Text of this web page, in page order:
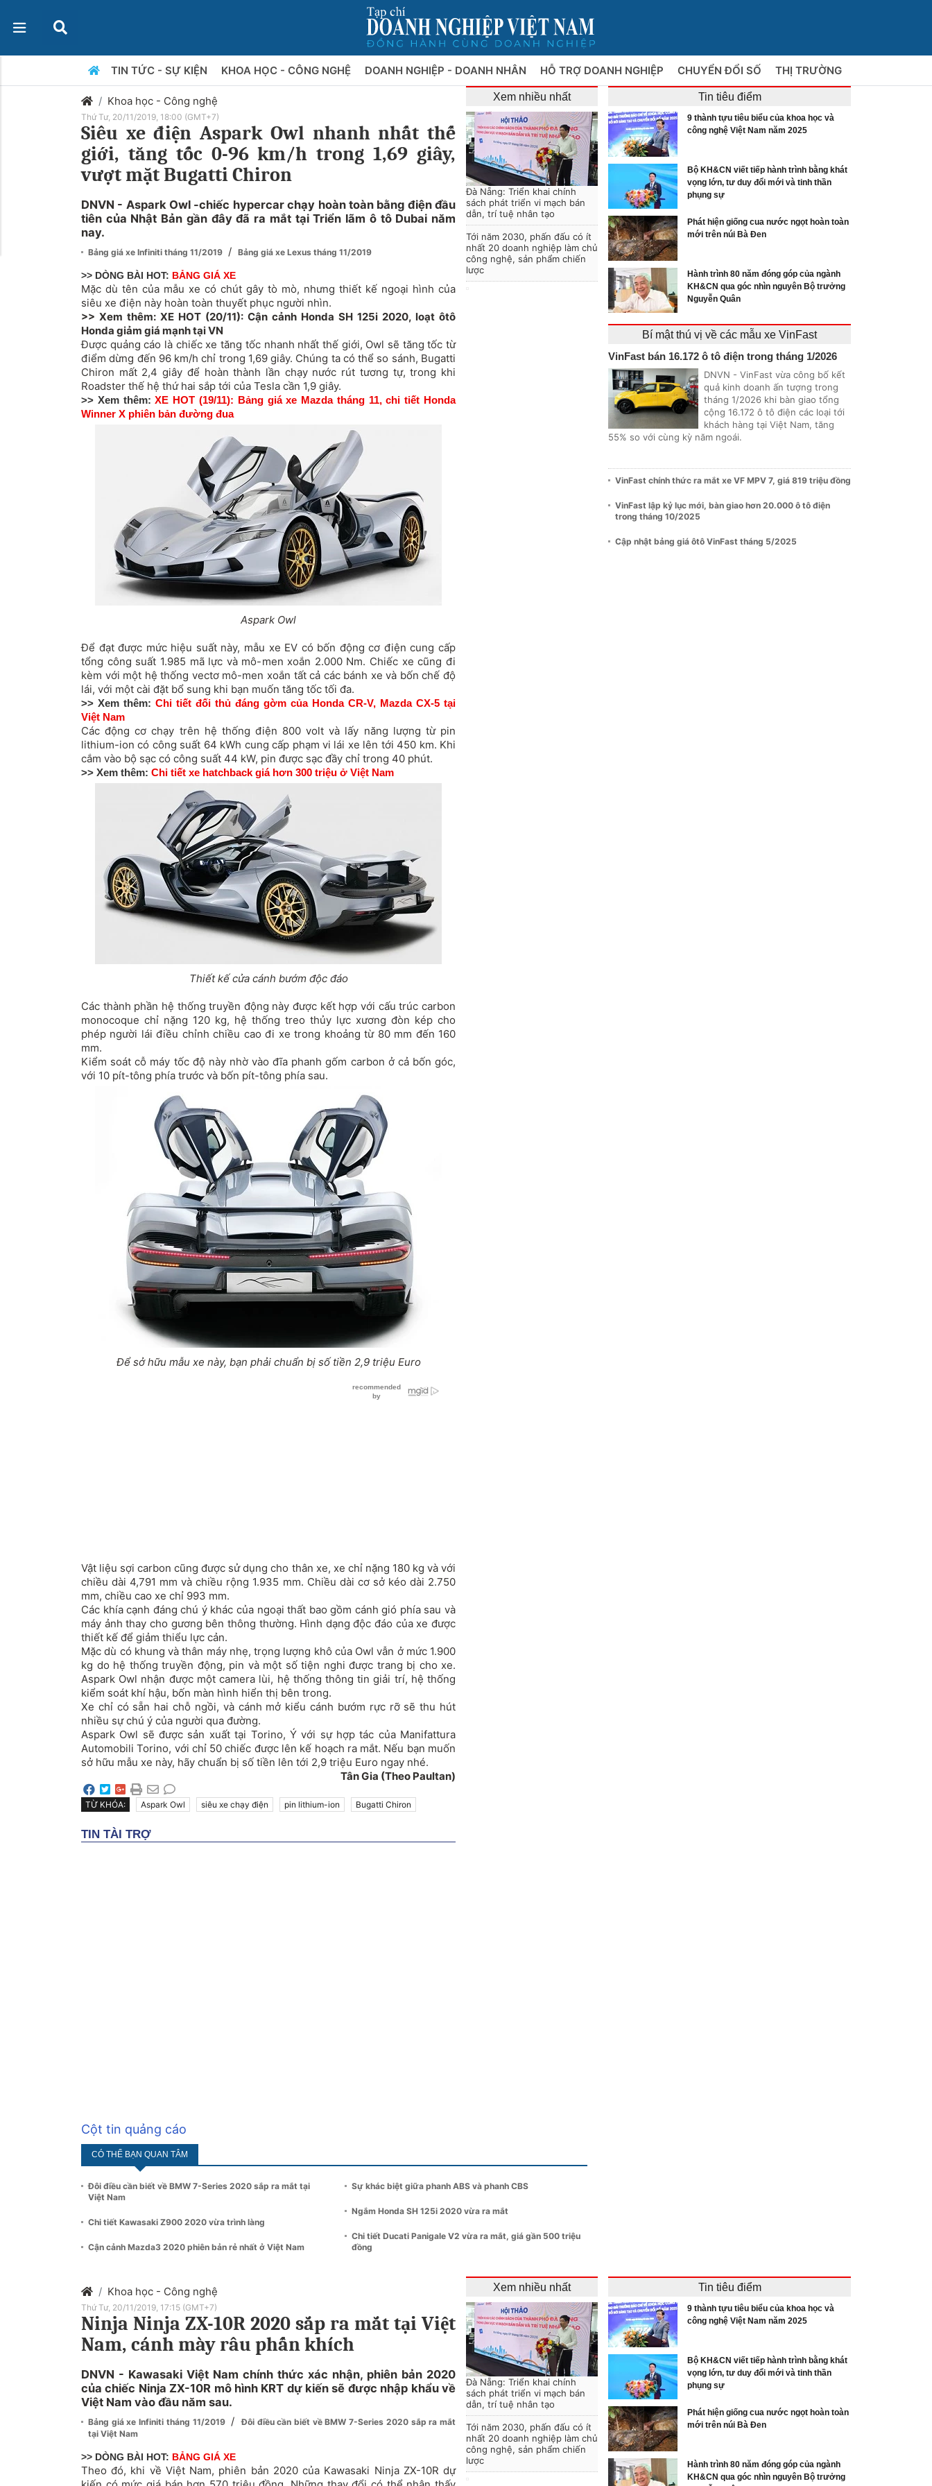
TIN TỨC - SỰ KIỆN KHOA HỌC - CÔNG NGHỆ DOANH NGHIỆP - DOANH NHÂN HỖ TRỢ DOANH NGHIỆP CHUYỂN ĐỔI SỐ THỊ TRƯỜNG
Khoa học - Công nghệ
Thứ Tư, 20/11/2019, 18:00 (GMT+7)
Siêu xe điện Aspark Owl nhanh nhất thế
giới, tăng tốc 0-96 km/h trong 1,69 giây,
vượt mặt Bugatti Chiron
DNVN - Aspark Owl -chiếc hypercar chạy hoàn toàn bằng điện đầu
tiên của Nhật Bản gần đây đã ra mắt tại Triển lãm ô tô Dubai năm
nay.
Bảng giá xe Infiniti tháng 11/2019 / Bảng giá xe Lexus tháng 11/2019
>> DÒNG BÀI HOT: BẢNG GIÁ XE
Mặc dù tên của mẫu xe có chút gây tò mò, nhưng thiết kế ngoại hình của
siêu xe điện này hoàn toàn thuyết phục người nhìn.
>> Xem thêm: XE HOT (20/11): Cận cảnh Honda SH 125i 2020, loạt ôtô
Honda giảm giá mạnh tại VN
Được quảng cáo là chiếc xe tăng tốc nhanh nhất thế giới, Owl sẽ tăng tốc từ
điểm dừng đến 96 km/h chỉ trong 1,69 giây. Chúng ta có thể so sánh, Bugatti
Chiron mất 2,4 giây để hoàn thành lần chạy nước rút tương tự, trong khi
Roadster thế hệ thứ hai sắp tới của Tesla cần 1,9 giây.
>> Xem thêm:XE HOT (19/11): Bảng giá xe Mazda tháng 11, chi tiết Honda
Winner X phiên bản đường đua
Aspark Owl
Để đạt được mức hiệu suất này, mẫu xe EV có bốn động cơ điện cung cấp
tổng công suất 1.985 mã lực và mô-men xoắn 2.000 Nm. Chiếc xe cũng đi
kèm với một hệ thống vectơ mô-men xoắn tất cả các bánh xe và bốn chế độ
lái, với một cài đặt bổ sung khi bạn muốn tăng tốc tối đa.
>> Xem thêm: Chi tiết đối thủ đáng gờm của Honda CR-V, Mazda CX-5 tại
Việt Nam
Các động cơ chạy trên hệ thống điện 800 volt và lấy năng lượng từ pin
lithium-ion có công suất 64 kWh cung cấp phạm vi lái xe lên tới 450 km. Khi
cắm vào bộ sạc có công suất 44 kW, pin được sạc đầy chỉ trong 40 phút.
>> Xem thêm: Chi tiết xe hatchback giá hơn 300 triệu ở Việt Nam
Thiết kế cửa cánh bướm độc đáo
Các thành phần hệ thống truyền động này được kết hợp với cấu trúc carbon
monocoque chỉ nặng 120 kg, hệ thống treo thủy lực xương đòn kép cho
phép người lái điều chỉnh chiều cao đi xe trong khoảng từ 80 mm đến 160
mm.
Kiểm soát cỗ máy tốc độ này nhờ vào đĩa phanh gốm carbon ở cả bốn góc,
với 10 pít-tông phía trước và bốn pít-tông phía sau.
Để sở hữu mẫu xe này, bạn phải chuẩn bị số tiền 2,9 triệu Euro
Vật liệu sợi carbon cũng được sử dụng cho thân xe, xe chỉ nặng 180 kg và với
chiều dài 4,791 mm và chiều rộng 1.935 mm. Chiều dài cơ sở kéo dài 2.750
mm, chiều cao xe chỉ 993 mm.
Các khía cạnh đáng chú ý khác của ngoại thất bao gồm cánh gió phía sau và
máy ảnh thay cho gương bên thông thường. Hình dạng độc đáo của xe được
thiết kế để giảm thiểu lực cản.
Mặc dù có khung và thân máy nhẹ, trọng lượng khô của Owl vẫn ở mức 1.900
kg do hệ thống truyền động, pin và một số tiện nghi được trang bị cho xe.
Aspark Owl nhận được một camera lùi, hệ thống thông tin giải trí, hệ thống
kiểm soát khí hậu, bốn màn hình hiển thị bên trong.
Xe chỉ có sẵn hai chỗ ngồi, và cánh mở kiểu cánh bướm rực rỡ sẽ thu hút
nhiều sự chú ý của người qua đường.
Aspark Owl sẽ được sản xuất tại Torino, Ý với sự hợp tác của Manifattura
Automobili Torino, với chỉ 50 chiếc được lên kế hoạch ra mắt. Nếu bạn muốn
sở hữu mẫu xe này, hãy chuẩn bị số tiền lên tới 2,9 triệu Euro ngay nhé.
Tân Gia (Theo Paultan)
TỪ KHÓA: Aspark Owl siêu xe chạy điện pin lithium-ion Bugatti Chiron
Xem nhiều nhất
Đà Nẵng: Triển khai chính
sách phát triển vi mạch bán
dẫn, trí tuệ nhân tạo
Tới năm 2030, phấn đấu có ít
nhất 20 doanh nghiệp làm chủ
công nghệ, sản phẩm chiến
lược
Cột tin quảng cáo
CÓ THỂ BẠN QUAN TÂM
Đôi điều cần biết về BMW 7-Series 2020 sắp ra mắt tại
Việt Nam
Chi tiết Kawasaki Z900 2020 vừa trình làng
Cận cảnh Mazda3 2020 phiên bản rẻ nhất ở Việt Nam
Sự khác biệt giữa phanh ABS và phanh CBS
Ngắm Honda SH 125i 2020 vừa ra mắt
Chi tiết Ducati Panigale V2 vừa ra mắt, giá gần 500 triệu
đồng
Tin tiêu điểm
9 thành tựu tiêu biểu của khoa học và
công nghệ Việt Nam năm 2025
Bộ KH&CN viết tiếp hành trình bằng khát
vọng lớn, tư duy đổi mới và tinh thần
phụng sự
Phát hiện giống cua nước ngọt hoàn toàn
mới trên núi Bà Đen
Hành trình 80 năm đóng góp của ngành
KH&CN qua góc nhìn nguyên Bộ trưởng
Nguyễn Quân
Bí mật thú vị về các mẫu xe VinFast
VinFast bán 16.172 ô tô điện trong tháng 1/2026
DNVN - VinFast vừa công bố kết
quả kinh doanh ấn tượng trong
tháng 1/2026 khi bàn giao tổng
cộng 16.172 ô tô điện các loại tới
khách hàng tại Việt Nam, tăng
55% so với cùng kỳ năm ngoái.
VinFast chính thức ra mắt xe VF MPV 7, giá 819 triệu đồng
VinFast lập kỷ lục mới, bàn giao hơn 20.000 ô tô điện
trong tháng 10/2025
Cập nhật bảng giá ôtô VinFast tháng 5/2025
Khoa học - Công nghệ
Thứ Tư, 20/11/2019, 17:15 (GMT+7)
Ninja Ninja ZX-10R 2020 sắp ra mắt tại Việt
Nam, cánh mày râu phấn khích
DNVN - Kawasaki Việt Nam chính thức xác nhận, phiên bản 2020
của chiếc Ninja ZX-10R mô hình KRT dự kiến sẽ được nhập khẩu về
Việt Nam vào đầu năm sau.
Bảng giá xe Infiniti tháng 11/2019 /
Đôi điều cần biết về BMW 7-Series 2020 sắp ra mắt
tại Việt Nam
>> DÒNG BÀI HOT: BẢNG GIÁ XE
Theo đó, khi về Việt Nam, phiên bản 2020 của Kawasaki Ninja ZX-10R dự
Xem nhiều nhất
Đà Nẵng: Triển khai chính
sách phát triển vi mạch bán
dẫn, trí tuệ nhân tạo
Tới năm 2030, phấn đấu có ít
nhất 20 doanh nghiệp làm chủ
công nghệ, sản phẩm chiến
lược
Tin tiêu điểm
9 thành tựu tiêu biểu của khoa học và
công nghệ Việt Nam năm 2025
Bộ KH&CN viết tiếp hành trình bằng khát
vọng lớn, tư duy đổi mới và tinh thần
phụng sự
Phát hiện giống cua nước ngọt hoàn toàn
mới trên núi Bà Đen
Hành trình 80 năm đóng góp của ngành
KH&CN qua góc nhìn nguyên Bộ trưởng